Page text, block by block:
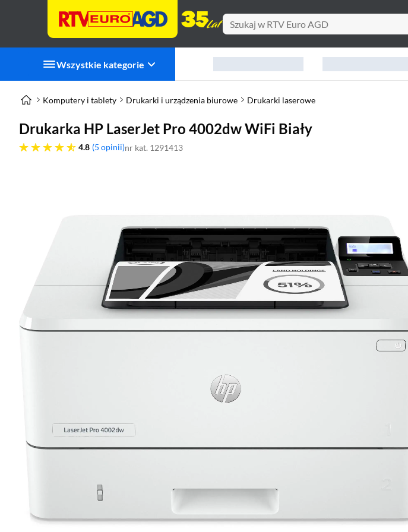
Wszystkie kategorie
Komputery i tablety Drukarki i urządzenia biurowe Drukarki laserowe
Drukarka HP LaserJet Pro 4002dw WiFi Biały
4.8
4.8 gwiazdek 5 opinii nr kat. 1291413